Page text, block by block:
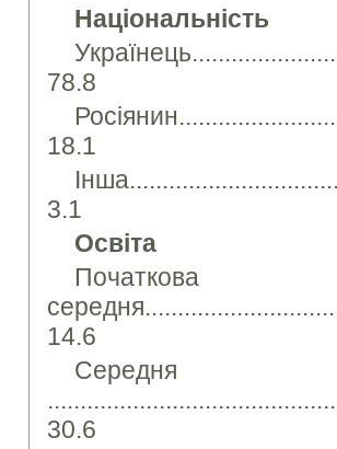
Національність
78.8
18.1
3.1
Освіта
14.6
Середня
30.6